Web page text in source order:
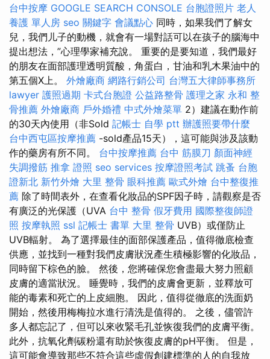
台中按摩 GOOGLE SEARCH CONSOLE 台胞證照片 老人
養護 單人房 seo 關鍵字 會議點心 同時，如果我們了解女
兒，我們儿子的動機，就會有一場對話可以在孩子的腦海中
提出想法，”心理學家補充說。 重要的是要知道，我們最好
的朋友在面部護理透明質酸，角蛋白，甘油和乳木果油中的
第五個X上。 外燴廠商 網路行銷公司 台灣五大律師事務所
lawyer 護照過期 卡式台胞證 公益路整骨 護理之家 永和 整
骨推薦 外燴廠商 戶外婚禮 中式外燴菜單 2）建議在動作前
的30天內使用（非Sold 記帳士 自學 ptt 辦護照要帶什麼
台中西屯區按摩推薦 -sold產品15天），這可能與涉及該動
作的藥房有所不同。 台中按摩推薦 台中 筋膜刀 顏面神經
失調撥筋 推拿 證照 seo services 按摩證照考試 跳蚤 台胞
證新北 新竹外燴 大里 整骨 眼科推薦 歐式外燴 台中整復推
薦 除了時間表外，在查看化妝品的SPF因子時，請觀察是否
有廣泛的光保護（UVA 台中 整骨 假牙費用 國際整復師證
照 按摩執照 ssl 記帳士 書單 大里 整骨 UVB）或僅防止
UVB輻射。 為了選擇最佳的面部保護產品，值得徹底檢查
供應，並找到一種對我們皮膚狀況產生積極影響的化妝品，
同時留下棕色的臉。 然後，您將確保您會盡最大努力照顧
皮膚的適當狀況。 睡覺時，我們的皮膚會更新，並釋放可
能的毒素和死亡的上皮細胞。 因此，值得從徹底的洗面奶
開始，然後用梅梅拉水進行清洗是值得的。 之後，儘管許
多人都忘記了，但可以來收緊毛孔並恢復我們的皮膚平衡。
此外，抗氧化劑碳粉還有助於恢復皮膚的pH平衡。 但是，
這可能會導致那些不符合這些虛假創建標準的人的自我放